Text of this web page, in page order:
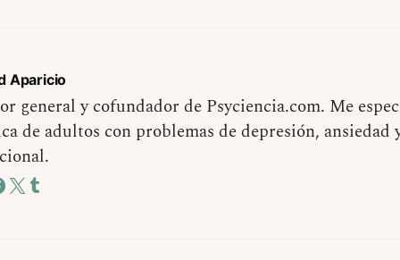
Aparicio
general y cofundador de Psyciencia.com. Me
de adultos con problemas de depresión, ansiedad